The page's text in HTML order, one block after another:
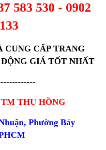
583 530 - 0902
CẤP TRANG
GIÁ TỐT NHẤT
THU HỒNG
Phường Bảy